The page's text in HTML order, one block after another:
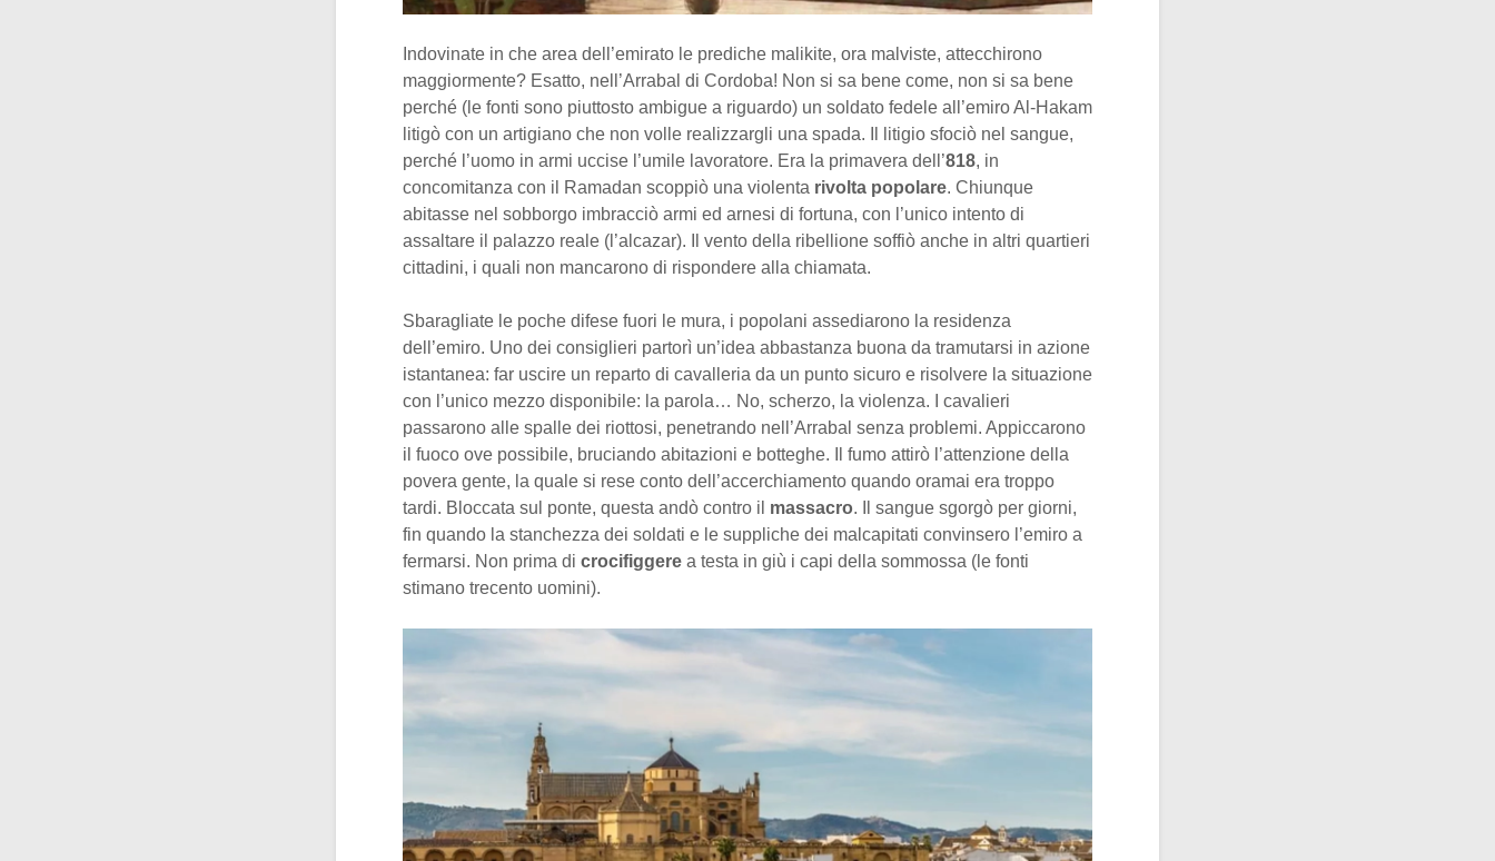
Indovinate in che area dell’emirato le prediche malikite, ora malviste, attecchirono
maggiormente? Esatto, nell’Arrabal di Cordoba! Non si sa bene come, non si sa bene
perché (le fonti sono piuttosto ambigue a riguardo) un soldato fedele all’emiro Al-Hakam
litigò con un artigiano che non volle realizzargli una spada. Il litigio sfociò nel sangue,
perché l’uomo in armi uccise l’umile lavoratore. Era la primavera dell’818, in
concomitanza con il Ramadan scoppiò una violenta rivolta popolare. Chiunque
abitasse nel sobborgo imbracciò armi ed arnesi di fortuna, con l’unico intento di
assaltare il palazzo reale (l’alcazar). Il vento della ribellione soffiò anche in altri quartieri
cittadini, i quali non mancarono di rispondere alla chiamata.
Sbaragliate le poche difese fuori le mura, i popolani assediarono la residenza
dell’emiro. Uno dei consiglieri partorì un’idea abbastanza buona da tramutarsi in azione
istantanea: far uscire un reparto di cavalleria da un punto sicuro e risolvere la situazione
con l’unico mezzo disponibile: la parola… No, scherzo, la violenza. I cavalieri
passarono alle spalle dei riottosi, penetrando nell’Arrabal senza problemi. Appiccarono
il fuoco ove possibile, bruciando abitazioni e botteghe. Il fumo attirò l’attenzione della
povera gente, la quale si rese conto dell’accerchiamento quando oramai era troppo
tardi. Bloccata sul ponte, questa andò contro il massacro. Il sangue sgorgò per giorni,
fin quando la stanchezza dei soldati e le suppliche dei malcapitati convinsero l’emiro a
fermarsi. Non prima di crocifiggere a testa in giù i capi della sommossa (le fonti
stimano trecento uomini).